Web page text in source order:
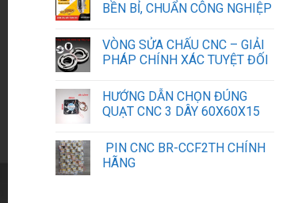
BỀN BỈ, CHUẨN CÔNG NGHIỆP
VÒNG SỬA CHẤU CNC – GIẢI
PHÁP CHÍNH XÁC TUYỆT ĐỐI
HƯỚNG DẪN CHỌN ĐÚNG
QUẠT CNC 3 DÂY 60X60X15
PIN CNC BR-CCF2TH CHÍNH
HÃNG